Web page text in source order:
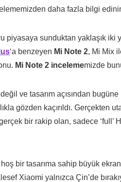
daha fazla bilgi
piyasaya sunduktan yaklaşık
‘a benzeyen Mi Note 2, Mi Mix
Mi Note 2 incelememizde
ve tasarım açısından
gözden kaçırıldı.
bir rakip olan, sadece
bir tasarıma sahip büyük
Xiaomi yalnızca Çin’de